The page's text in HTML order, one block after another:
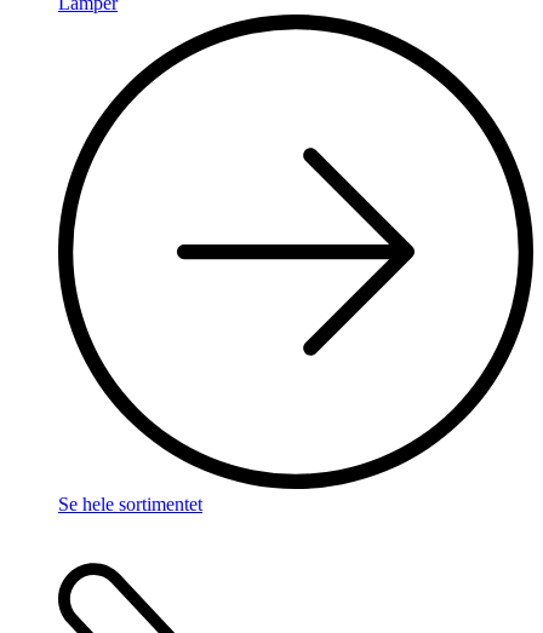
Se hele sortimentet